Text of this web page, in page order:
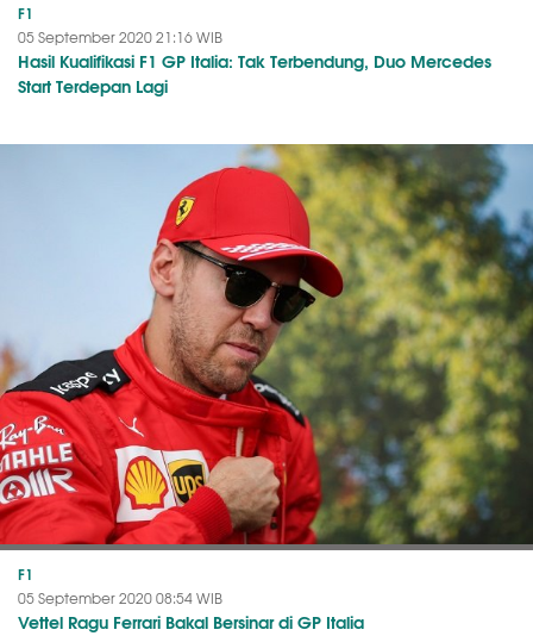
F1
05 September 2020 21:16 WIB
Hasil Kualifikasi F1 GP Italia: Tak Terbendung, Duo Mercedes
Start Terdepan Lagi
F1
05 September 2020 08:54 WIB
Vettel Ragu Ferrari Bakal Bersinar di GP Italia